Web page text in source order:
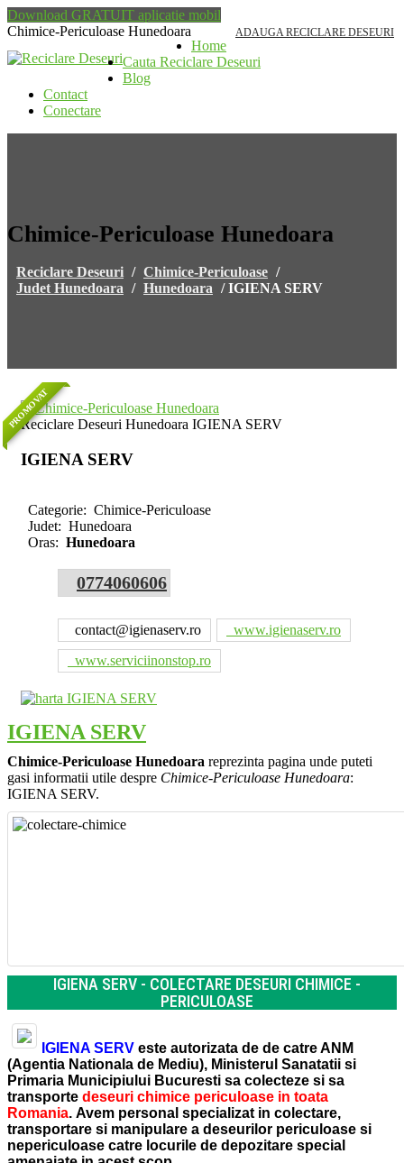
Download GRATUIT aplicatie mobil
Chimice-Periculoase Hunedoara
ADAUGA RECICLARE DESEURI
Home
Cauta Reciclare Deseuri
Blog
Contact
Conectare
Chimice-Periculoase Hunedoara
Reciclare Deseuri / Chimice-Periculoase /
Judet Hunedoara / Hunedoara /IGIENA SERV
PROMOVAT
Reciclare Deseuri Hunedoara IGIENA SERV
IGIENA SERV
Categorie: Chimice-Periculoase
Judet: Hunedoara
Oras: Hunedoara
0774060606
contact@igienaserv.ro
www.igienaserv.ro
www.serviciinonstop.ro
IGIENA SERV
Chimice-Periculoase Hunedoara reprezinta pagina unde puteti
gasi informatii utile despre Chimice-Periculoase Hunedoara:
IGIENA SERV.
IGIENA SERV - COLECTARE DESEURI CHIMICE -
PERICULOASE
IGIENA SERV este autorizata de de catre ANM
(Agentia Nationala de Mediu), Ministerul Sanatatii si
Primaria Municipiului Bucuresti sa colecteze si sa
transporte deseuri chimice periculoase in toata
Romania. Avem personal specializat in colectare,
transportare si manipulare a deseurilor periculoase si
nepericuloase catre locurile de depozitare special